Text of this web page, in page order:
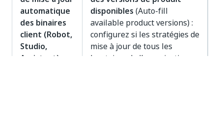
automatique
des binaires
client (Robot,
Studio,
Assistant)
disponibles (Auto-fill
available product versions) :
configurez si les stratégies de
mise à jour de tous les
locataires de l’organisation